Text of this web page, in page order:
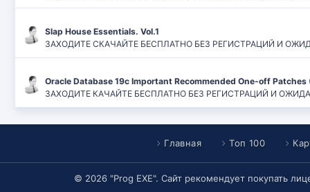
Slap House Essentials. Vol.1
ЗАХОДИТЕ СКАЧАЙТЕ БЕСПЛАТНО БЕЗ РЕГИСТРАЦИЙ И
Oracle Database 19c Important Recommended One-off Patches
ЗАХОДИТЕ КАЧАЙТЕ БЕСПЛАТНО БЕЗ РЕГИСТРАЦИЙ И
Главная Топ 100
© 2026 "Prog EXE". Сайт рекомендует покупать